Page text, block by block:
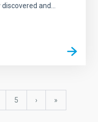
and...
Página
5
Siguiente
›
última
»